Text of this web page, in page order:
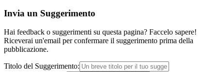
Invia un Suggerimento
Hai feedback o suggerimenti su questa pagina? Faccelo sapere!
Riceverai un'email per confermare il suggerimento prima della
pubblicazione.
Titolo del Suggerimento: